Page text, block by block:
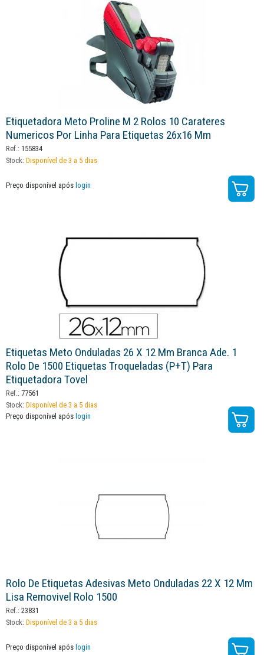
Etiquetadora Meto Proline M 2 Rolos 10 Carateres
Numericos Por Linha Para Etiquetas 26x16 Mm
Ref.: 155834
Stock: Disponível de 3 a 5 dias
Preço disponível após login
Etiquetas Meto Onduladas 26 X 12 Mm Branca Ade. 1
Rolo De 1500 Etiquetas Troqueladas (p+t) Para
Etiquetadora Tovel
Ref.: 77561
Stock: Disponível de 3 a 5 dias
Preço disponível após login
Rolo De Etiquetas Adesivas Meto Onduladas 22 X 12 Mm
Lisa Removivel Rolo 1500
Ref.: 23831
Stock: Disponível de 3 a 5 dias
Preço disponível após login